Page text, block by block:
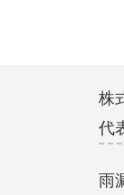
株
代
雨